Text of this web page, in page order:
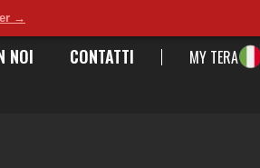
→
NOI CONTATTI MY TERA